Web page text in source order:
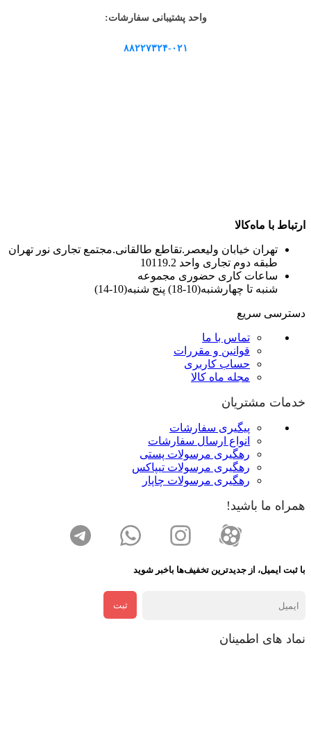
واحد پشتیبانی سفارشات:
۸۸۲۲۷۳۲۴-۰۲۱
ارتباط با ماه‌کالا
تهران خیابان ولیعصر.تقاطع طالقانی.مجتمع تجاری نور تهران
طبقه دوم تجاری واحد 10119.2
ساعات کاری حضوری مجموعه
شنبه تا چهارشنبه(10-18) پنج شنبه(10-14)
دسترسی سریع
تماس با ما
قوانین و مقررات
حساب کاربری
مجله ماه کالا
خدمات مشتریان
پیگیری سفارشات
انواع ارسال سفارشات
رهگیری مرسولات پستی
رهگیری مرسولات تیپاکس
رهگیری مرسولات چاپار
همراه ما باشید!
با ثبت ایمیل، از جدید‌ترین تخفیف‌ها با‌خبر شوید
ثبت
نماد های اطمینان